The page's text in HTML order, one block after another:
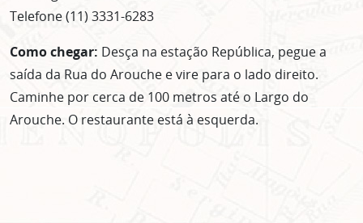
Telefone (11) 3331-6283
Como chegar: Desça na estação República, pegue a
saída da Rua do Arouche e vire para o lado direito.
Caminhe por cerca de 100 metros até o Largo do
Arouche. O restaurante está à esquerda.